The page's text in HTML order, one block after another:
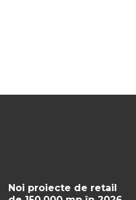
Noi proiecte de retail